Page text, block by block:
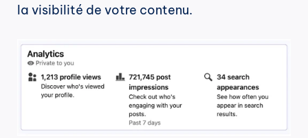
la visibilité de votre contenu.